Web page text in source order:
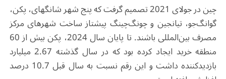
چین در جولای 2021 تصمیم گرفت که پنج شهر شانگهای، پکن،
گوانگ‌جو، تیانجین و چونگ‌چینگ پیشتاز ساخت شهرهای مرکز
مصرف بین‌المللی باشند. تا پایان سال 2024، پکن بیش از 60
منطقه خرید ایجاد کرده بود که در سال گذشته 2.67 میلیارد
بازدیدکننده داشت و این رقم نسبت به سال قبل 10.7 درصد